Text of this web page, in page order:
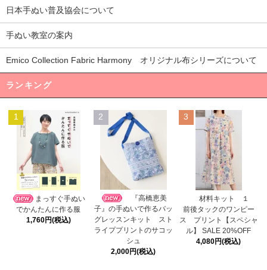
日本手ぬい普及協会について
手ぬい教室の案内
Emico Collection Fabric Harmony オリジナル布シリーズについて
ランキング
1
まっすぐ手ぬい
でかんたんに作る服
1,760円(税込)
2
『高橋恵美
子』の手ぬいで作るバッ
グレッスンキット スト
ライププリントのサコッ
シュ
2,000円(税込)
3
材料キット １
前後タックのワンピー
ス プリント【スペシャ
ル】 SALE 20%OFF
4,080円(税込)